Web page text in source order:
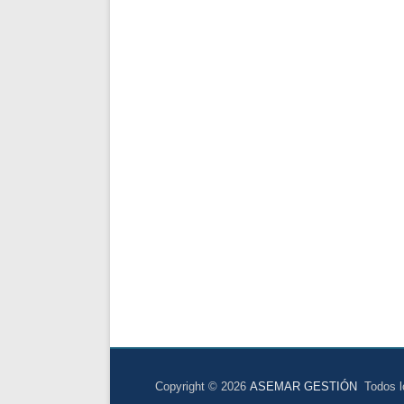
Copyright © 2026 ASEMAR GESTIÓN Todos